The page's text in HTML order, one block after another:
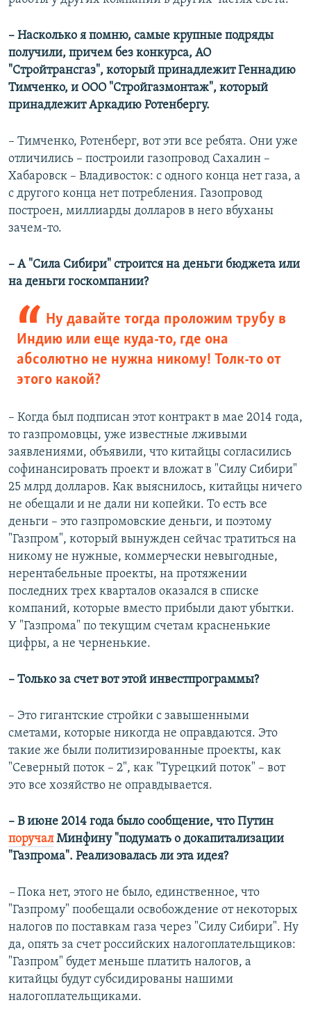
– Насколько я помню, самые крупные подряды
получили, причем без конкурса, АО
"Стройтрансгаз", который принадлежит Геннадию
Тимченко, и ООО "Стройгазмонтаж", который
принадлежит Аркадию Ротенбергу.
– Тимченко, Ротенберг, вот эти все ребята. Они уже
отличились – построили газопровод Сахалин –
Хабаровск – Владивосток: с одного конца нет газа, а
с другого конца нет потребления. Газопровод
построен, миллиарды долларов в него вбуханы
зачем-то.
– А "Сила Сибири" строится на деньги бюджета или
на деньги госкомпании?
Ну давайте тогда проложим трубу в
Индию или еще куда-то, где она
абсолютно не нужна никому! Толк-то от
этого какой?
– Когда был подписан этот контракт в мае 2014 года,
то газпромовцы, уже известные лживыми
заявлениями, объявили, что китайцы согласились
софинансировать проект и вложат в "Силу Сибири"
25 млрд долларов. Как выяснилось, китайцы ничего
не обещали и не дали ни копейки. То есть все
деньги – это газпромовские деньги, и поэтому
"Газпром", который вынужден сейчас тратиться на
никому не нужные, коммерчески невыгодные,
нерентабельные проекты, на протяжении
последних трех кварталов оказался в списке
компаний, которые вместо прибыли дают убытки.
У "Газпрома" по текущим счетам красненькие
цифры, а не черненькие.
– Только за счет вот этой инвестпрограммы?
– Это гигантские стройки с завышенными
сметами, которые никогда не оправдаются. Это
такие же были политизированные проекты, как
"Северный поток – 2", как "Турецкий поток" – вот
это все хозяйство не оправдывается.
– В июне 2014 года было сообщение, что Путин
поручалМинфину "подумать о докапитализации
"Газпрома". Реализовалась ли эта идея?
– Пока нет, этого не было, единственное, что
"Газпрому" пообещали освобождение от некоторых
налогов по поставкам газа через "Силу Сибири". Ну
да, опять за счет российских налогоплательщиков:
"Газпром" будет меньше платить налогов, а
китайцы будут субсидированы нашими
налогоплательщиками.